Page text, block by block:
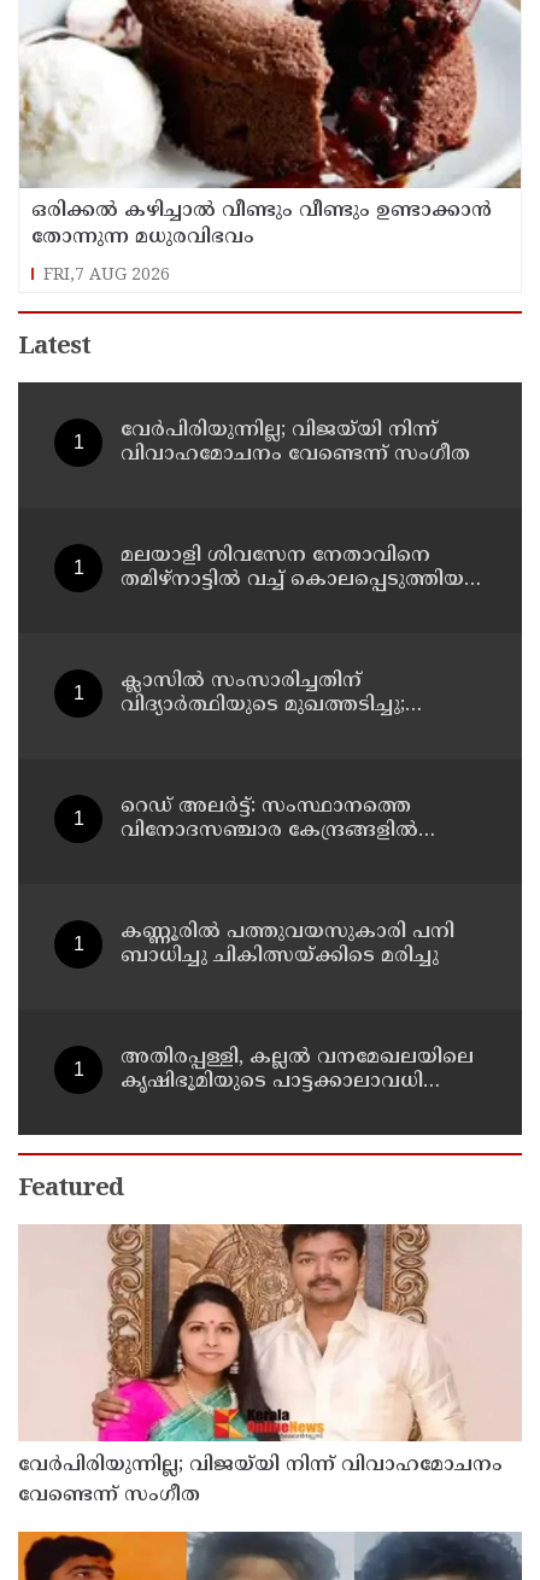
ഒരിക്കൽ കഴിച്ചാൽ വീണ്ടും വീണ്ടും ഉണ്ടാക്കാൻ
തോന്നുന്ന മധുരവിഭവം
FRI,7 AUG 2026
Latest
വേർപിരിയുന്നില്ല; വിജയ്‍യി നിന്ന്
വിവാഹമോചനം വേണ്ടെന്ന് സംഗീത
മലയാളി ശിവസേന നേതാവിനെ
തമിഴ്നാട്ടിൽ വച്ച് കൊലപ്പെടുത്തിയ
ക്ലാസിൽ സംസാരിച്ചതിന്
വിദ്യാര്‍ത്ഥിയുടെ മുഖത്തടിച്ചു;
റെഡ് അലർട്ട്: സംസ്ഥാനത്തെ
വിനോദസഞ്ചാര കേന്ദ്രങ്ങളിൽ
കണ്ണൂരിൽ പത്തുവയസുകാരി പനി
ബാധിച്ചു ചികിത്സയ്ക്കിടെ മരിച്ചു
അതിരപ്പള്ളി, കല്ലൽ വനമേഖലയിലെ
കൃഷിഭൂമിയുടെ പാട്ടക്കാലാവധി
നടത്താനാകില്ലെന്ന് ഹൈക്കോടതി
Featured
വേർപിരിയുന്നില്ല; വിജയ്‍യി നിന്ന് വിവാഹമോചനം
വേണ്ടെന്ന് സംഗീത